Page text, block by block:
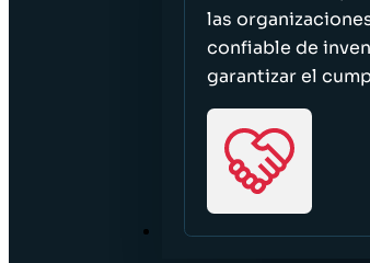
las
confiable de
garantizar el
RECURSOS